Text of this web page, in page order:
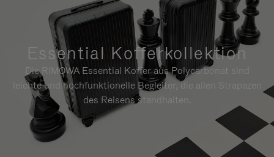
Essential Kofferkollektion
Die RIMOWA Essential Koffer aus Polycarbonat sind
leichte und hochfunktionelle Begleiter, die allen Strapazen
des Reisens standhalten.